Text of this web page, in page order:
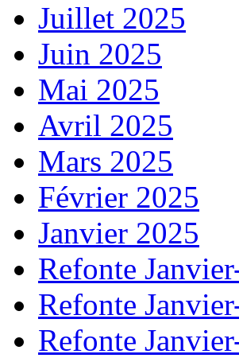
Juillet 2025
Juin 2025
Mai 2025
Avril 2025
Mars 2025
Février 2025
Janvier 2025
Refonte
Refonte
Refonte